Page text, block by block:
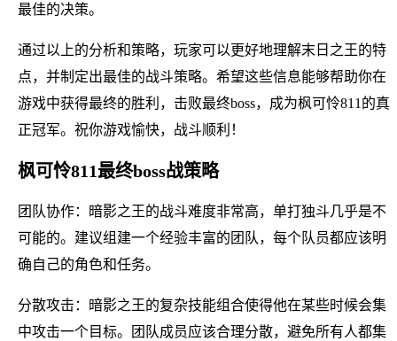
最佳的决策。
通过以上的分析和策略，玩家可以更好地理解末日之王的特
点，并制定出最佳的战斗策略。希望这些信息能够帮助你在
游戏中获得最终的胜利，击败最终boss，成为枫可怜811的真
正冠军。祝你游戏愉快，战斗顺利！
枫可怜811最终boss战策略
团队协作：暗影之王的战斗难度非常高，单打独斗几乎是不
可能的。建议组建一个经验丰富的团队，每个队员都应该明
确自己的角色和任务。
分散攻击：暗影之王的复杂技能组合使得他在某些时候会集
中攻击一个目标。团队成员应该合理分散，避免所有人都集